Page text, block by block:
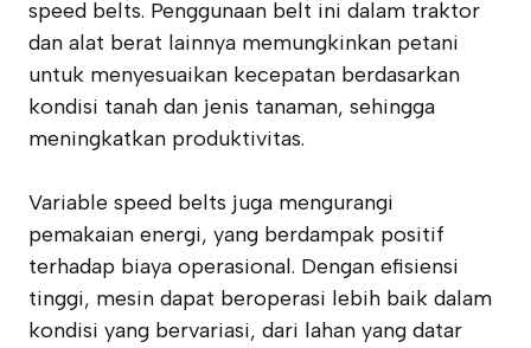
speed belts. Penggunaan belt ini dalam traktor
dan alat berat lainnya memungkinkan petani
untuk menyesuaikan kecepatan berdasarkan
kondisi tanah dan jenis tanaman, sehingga
meningkatkan produktivitas.
Variable speed belts juga mengurangi
pemakaian energi, yang berdampak positif
terhadap biaya operasional. Dengan efisiensi
tinggi, mesin dapat beroperasi lebih baik dalam
kondisi yang bervariasi, dari lahan yang datar